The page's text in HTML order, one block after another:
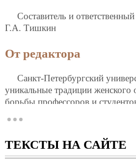
Составитель и
Г.А. Тишкин
От редактора
Санкт-Петербургский
уникальные традиции женского
борьбы профессоров и
свидетельствуют некоторые
последней четверти XVIII века.
этого события конференция
ТЕКСТЫ НА САЙТЕ